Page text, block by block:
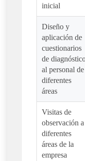
inicial
Diseño y
aplicación de
cuestionarios
de
al personal de
diferentes
áreas
Visitas de
observación a
diferentes
áreas de la
empresa